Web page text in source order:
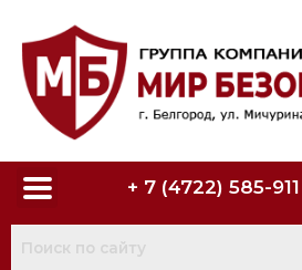
+ 7 (4722) 585-911